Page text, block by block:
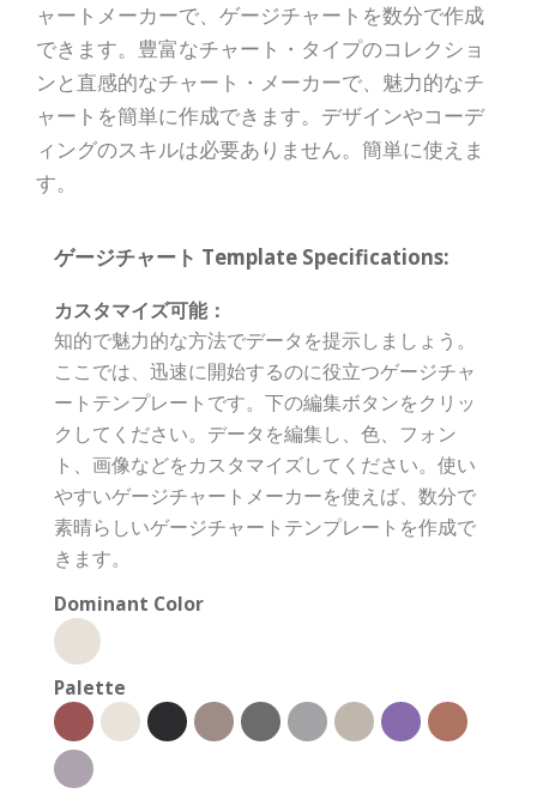
ャートメーカーで、ゲージチャートを数分で作成
できます。豊富なチャート・タイプのコレクショ
ンと直感的なチャート・メーカーで、魅力的なチ
ャートを簡単に作成できます。デザインやコーデ
ィングのスキルは必要ありません。簡単に使えま
す。
ゲージチャート Template Specifications:
カスタマイズ可能：
知的で魅力的な方法でデータを提示しましょう。
ここでは、迅速に開始するのに役立つゲージチャ
ートテンプレートです。下の編集ボタンをクリッ
クしてください。データを編集し、色、フォン
ト、画像などをカスタマイズしてください。使い
やすいゲージチャートメーカーを使えば、数分で
素晴らしいゲージチャートテンプレートを作成で
きます。
Dominant Color
Palette